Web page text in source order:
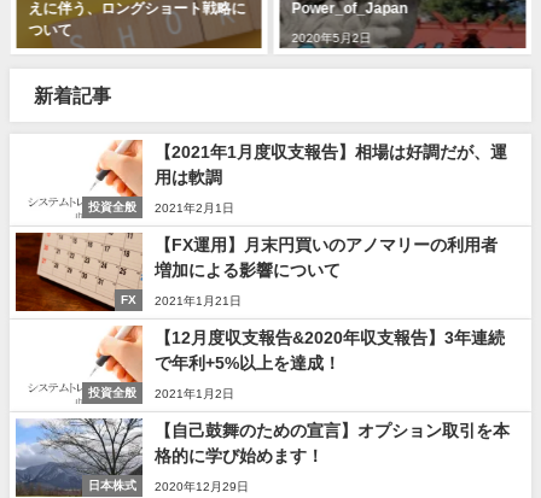
う、ロングショート戦略に
Power_of_Japan
2020年5月2日
ーの
て
新着記事
投資全般
【2021年1月度収支報告】相場は好調だが、運
用は軟調
2021年2月1日
FX
【FX運用】月末円買いのアノマリーの利用者
増加による影響について
2021年1月21日
投資全般
【12月度収支報告&2020年収支報告】3年連続
で年利+5%以上を達成！
2021年1月2日
日本株式
【自己鼓舞のための宣言】オプション取引を本
格的に学び始めます！
2020年12月29日